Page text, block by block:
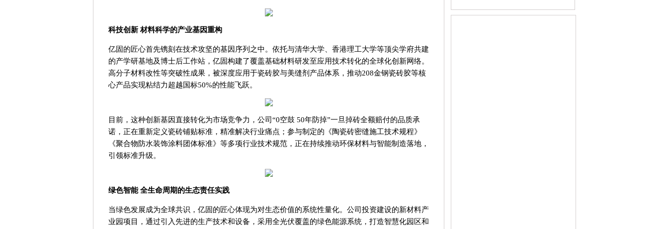
科技创新 材料科学的产业基因重构
亿固的匠心首先镌刻在技术攻坚的基因序列之中。依托与清华大学、香港理工大学等顶尖学府共建
的产学研基地及博士后工作站，亿固构建了覆盖基础材料研发至应用技术转化的全球化创新网络。
高分子材料改性等突破性成果，被深度应用于瓷砖胶与美缝剂产品体系，推动208金钢瓷砖胶等核
心产品实现粘结力超越国标50%的性能飞跃。
目前，这种创新基因直接转化为市场竞争力，公司“0空鼓 50年防掉”一旦掉砖全额赔付的品质承
诺，正在重新定义瓷砖铺贴标准，精准解决行业痛点；参与制定的《陶瓷砖密缝施工技术规程》
《聚合物防水装饰涂料团体标准》等多项行业技术规范，正在持续推动环保材料与智能制造落地，
引领标准升级。
绿色智能 全生命周期的生态责任实践
当绿色发展成为全球共识，亿固的匠心体现为对生态价值的系统性量化。公司投资建设的新材料产
业园项目，通过引入先进的生产技术和设备，采用全光伏覆盖的绿色能源系统，打造智慧化园区和